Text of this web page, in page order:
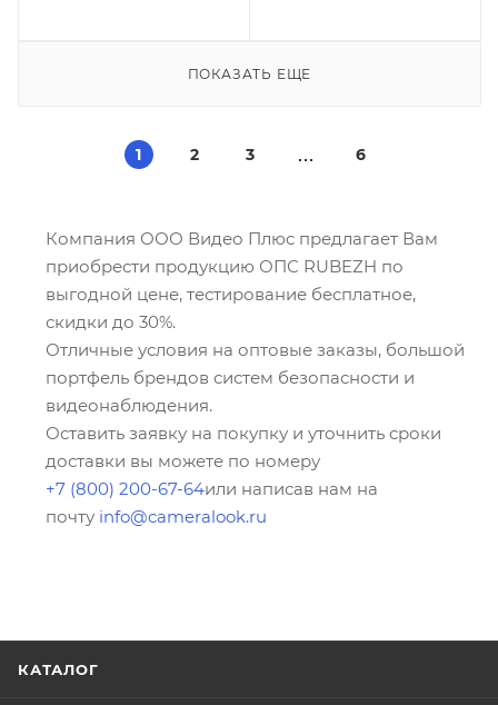
ПОКАЗАТЬ ЕЩЕ
1 2 3 6
Компания ООО Видео Плюс предлагает Вам
приобрести продукцию ОПС RUBEZH по
выгодной цене, тестирование бесплатное,
скидки до 30%.
Отличные условия на оптовые заказы, большой
портфель брендов систем безопасности и
видеонаблюдения.
Оставить заявку на покупку и уточнить сроки
доставки вы можете по номеру
+7 (800) 200-67-64или написав нам на
почту info@cameralook.ru
КАТАЛОГ